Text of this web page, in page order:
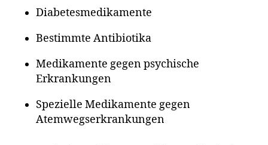
Diabetesmedikamente
Bestimmte Antibiotika
Medikamente gegen psychische
Erkrankungen
Spezielle Medikamente gegen
Atemwegserkrankungen